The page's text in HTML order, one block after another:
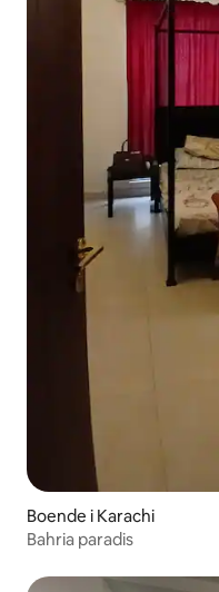
Boende i Karachi
Bahria paradis